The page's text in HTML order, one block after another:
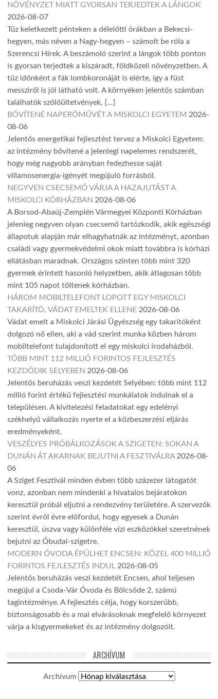
NÖVÉNYZET MIATT GYORSAN TERJEDTEK A LÁNGOK
2026-08-07
Tűz keletkezett pénteken a délelőtti órákban a Bekecsi-
hegyen, más néven a Nagy-hegyen – számolt be róla a
Szerencsi Hírek. A beszámoló szerint a lángok több ponton
is gyorsan terjedtek a kiszáradt, földközeli növényzetben. A
tűz időnként a fák lombkoronáját is elérte, így a füst
messziről is jól látható volt. A környéken jelentős számban
találhatók szőlőültetvények, […]
BŐVÍTENÉ NAPERŐMŰVÉT A MISKOLCI EGYETEM 2026-
08-06
Jelentős energetikai fejlesztést tervez a Miskolci Egyetem:
az intézmény bővítené a jelenlegi napelemes rendszerét,
hogy még nagyobb arányban fedezhesse saját
villamosenergia-igényét megújuló forrásból.
NEGYVEN CSECSEMŐ VÁRJA A HAZAJUTÁST A
MISKOLCI KÓRHÁZBAN 2026-08-06
A Borsod-Abaúj-Zemplén Vármegyei Központi Kórházban
jelenleg negyven olyan csecsemő tartózkodik, akik egészségi
állapotuk alapján már elhagyhatnák az intézményt, azonban
családi vagy gyermekvédelmi okok miatt továbbra is kórházi
ellátásban maradnak. Országos szinten több mint 320
gyermek érintett hasonló helyzetben, akik átlagosan több
mint 105 napot töltenek kórházban.
HÁROM MOBILTELEFONT LOPOTT EGY MISKOLCI
TAKARÍTÓ, VÁDAT EMELTEK ELLENE 2026-08-06
Vádat emelt a Miskolci Járási Ügyészség egy takarítóként
dolgozó nő ellen, aki a vád szerint munka közben három
mobiltelefont tulajdonított el egy miskolci irodaházból.
TÖBB MINT 112 MILLIÓ FORINTOS FEJLESZTÉS
KEZDŐDIK SELYEBEN 2026-08-06
Jelentős beruházás veszi kezdetét Selyében: több mint 112
millió forint értékű fejlesztési munkálatok indulnak el a
településen. A kivitelezési feladatokat egy edelényi
székhelyű vállalkozás nyerte el a közbeszerzési eljárás
eredményeként.
VESZÉLYES PRÓBÁLKOZÁSOK A SZIGETEN: SOKAN A
DUNÁN ÁT AKARNAK BEJUTNI A FESZTIVÁLRA 2026-08-
06
A Sziget Fesztivál minden évben több százezer látogatót
vonz, azonban nem mindenki a hivatalos bejáratokon
keresztül próbál eljutni a rendezvény területére. A szervezők
szerint évről évre előfordul, hogy egyesek a Dunán
keresztül, úszva vagy különféle vízi eszközökkel szeretnének
bejutni az Óbudai-szigetre.
MODERN ÓVODA ÉPÜLHET ENCSEN: KÖZEL 400 MILLIÓ
FORINTOS FEJLESZTÉS INDUL 2026-08-05
Jelentős beruházás veszi kezdetét Encsen, ahol teljesen
megújul a Csoda-Vár Óvoda és Bölcsőde 2. számú
tagintézménye. A fejlesztés célja, hogy korszerűbb,
biztonságosabb és a mai elvárásoknak megfelelő környezet
várja a kisgyermekeket és az intézmény dolgozóit.
ARCHÍVUM
Archívum